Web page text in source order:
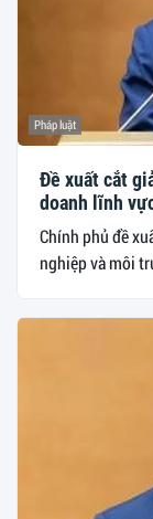
Pháp luật
Đề xuất cắt
doanh lĩnh
Chính phủ đề
nghiệp và môi